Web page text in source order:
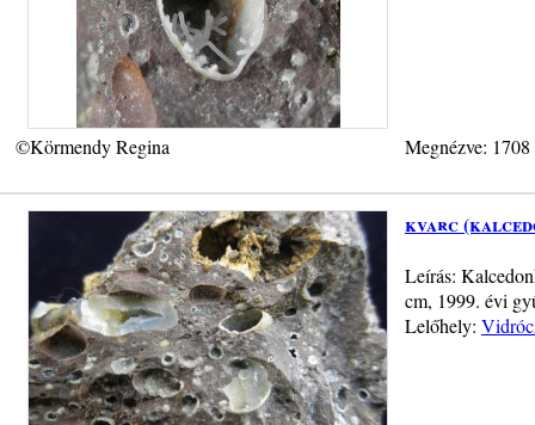
©Körmendy Regina Megnézve:
kvarc
Leírás:
cm, 1999. évi
Lelőhely: